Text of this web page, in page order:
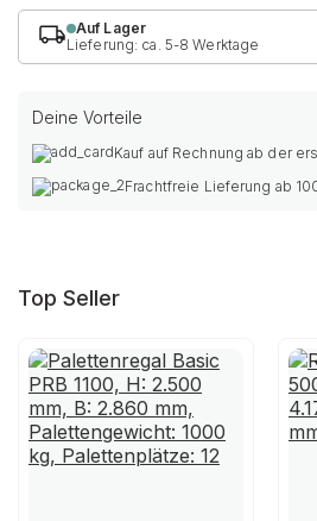
Auf Lager
Lieferung: ca. 5-8 Werktage
Deine Vorteile
Kauf auf Rechnung ab der
Frachtfreie Lieferung ab
Top Seller